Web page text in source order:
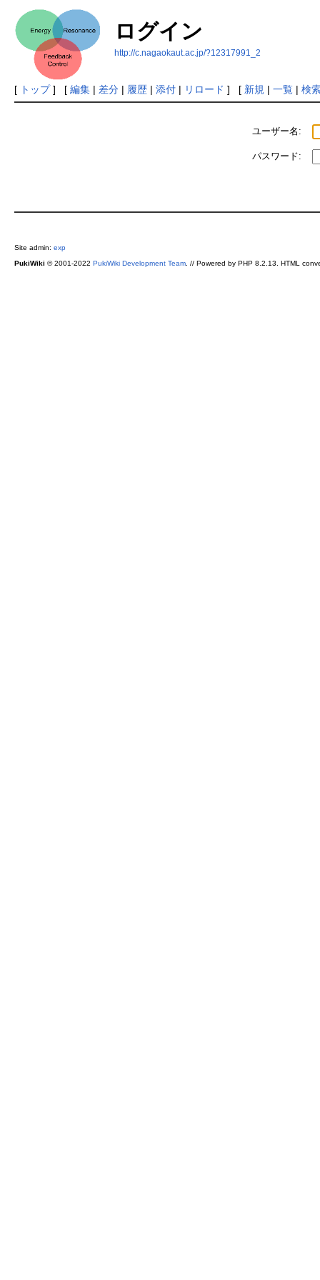
ログイン
http://c.nagaokaut.ac.jp/?12317991_2
[ トップ] [ 編集| 差分| 履歴| 添付| リロード ] [ 新規 | 一覧| 検
ユーザー名:
パスワード:
Site admin: exp
PukiWiki © 2001-2022 PukiWiki Development Team. // Powered by PHP 8.2.13. HTML